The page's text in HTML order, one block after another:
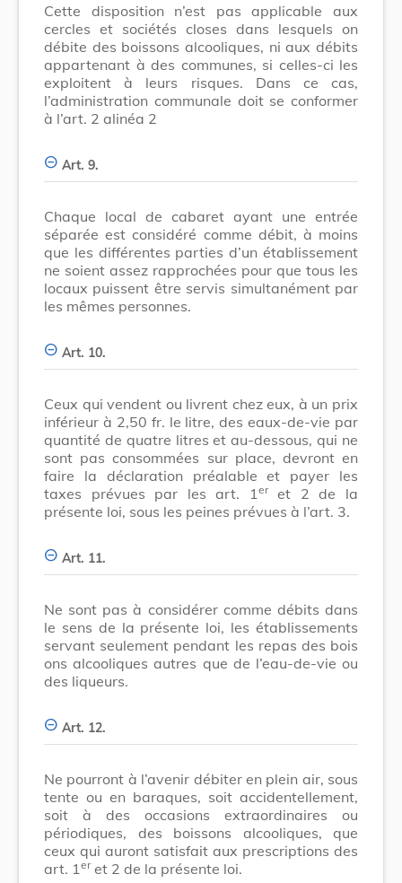
Cette disposition n’est pas applicable aux
cercles et sociétés closes dans lesquels on
débite des boissons alcooliques, ni aux débits
appartenant à des communes, si celles-ci les
exploitent à leurs risques. Dans ce cas,
l’administration communale doit se conformer
à l’art. 2 alinéa 2
Art. 9.
Chaque local de cabaret ayant une entrée
séparée est considéré comme débit, à moins
que les différentes parties d’un établissement
ne soient assez rapprochées pour que tous les
locaux puissent être servis simultanément par
les mêmes personnes.
Art. 10.
Ceux qui vendent ou livrent chez eux, à un prix
inférieur à 2,50 fr. le litre, des eaux-de-vie par
quantité de quatre litres et au-dessous, qui ne
sont pas consommées sur place, devront en
faire la déclaration préalable et payer les
taxes prévues par les art. 1 eret 2 de la
présente loi, sous les peines prévues à l’art. 3.
Art. 11.
Ne sont pas à considérer comme débits dans
le sens de la présente loi, les établissements
servant seulement pendant les repas des bois
ons alcooliques autres que de l’eau-de-vie ou
des liqueurs.
Art. 12.
Ne pourront à l’avenir débiter en plein air, sous
tente ou en baraques, soit accidentellement,
soit à des occasions extraordinaires ou
périodiques, des boissons alcooliques, que
ceux qui auront satisfait aux prescriptions des
art. 1 eret 2 de la présente loi.